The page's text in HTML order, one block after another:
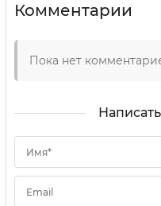
Комментарии
Пока нет
Имя*
Email